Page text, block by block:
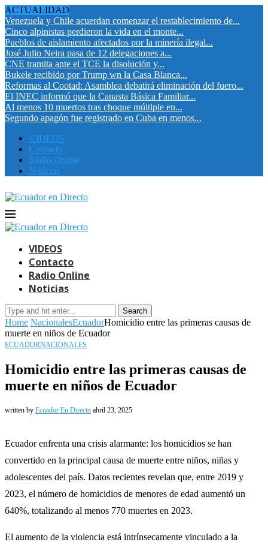
ACTUALIDAD
Venezuela y Chile acuerdan comenzar el restablecimiento de...
Cinco alpinistas perdieron la vida en el monte...
Pueblos de aislamiento afectados por la minería ilegal...
José Julio Neira pasa de 12 delegaciones a...
CNE tramita ante el TCE la disolución y...
Bukele recibido por Trump wn la Casa Blanca...
Reformas al Cootad: Asamblea debatirá eliminación del fuero...
El INEC informó que la Canasta Básica Familiar...
Al menos 10 muertos tras choque múltiple en...
Segundo apagón fue registrado en Cuba en menos...
VIDEOS
Contacto
Radio Online
Noticias
VIDEOS
Contacto
Radio Online
Noticias
Search
Home NacionalesEcuadorHomicidio entre las primeras causas de
muerte en niños de Ecuador
ECUADORNACIONALES
Homicidio entre las primeras causas de
muerte en niños de Ecuador
written by Ecuador En Directo abril 23, 2025
Ecuador enfrenta una crisis alarmante: los homicidios se han
convertido en la principal causa de muerte entre niños, niñas y
adolescentes del país. Datos recientes revelan que, entre 2019 y
2023, el número de homicidios de menores de edad aumentó un
640%, totalizando al menos 770 muertes en 2023.
El aumento de la violencia está intrínsecamente vinculado a la